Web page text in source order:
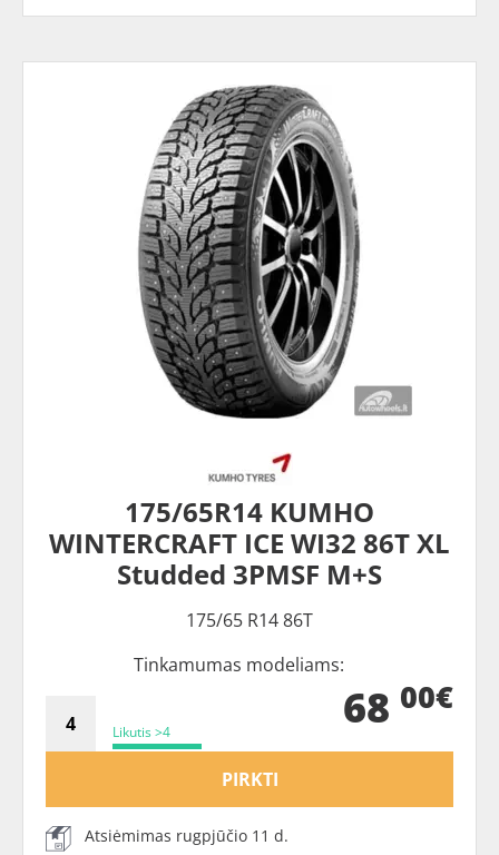
175/65R14 KUMHO
WINTERCRAFT ICE WI32 86T XL
Studded 3PMSF M+S
175/65 R14 86T
Tinkamumas modeliams:
Likutis >4 68 00€
PIRKTI
Atsiėmimas rugpjūčio 11 d.